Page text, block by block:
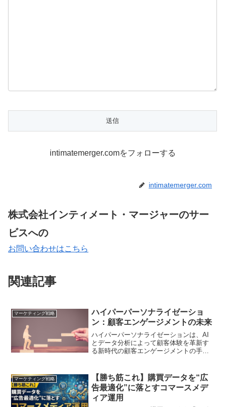
intimatemerger.comをフォローする
intimatemerger.com
株式会社インティメート・マージャーのサー
ビスへの
お問い合わせはこちら
関連記事
マーケティング戦略
ハイパーパーソナライゼーショ
ン：顧客エンゲージメントの未来
ハイパーパーソナライゼーションは、AI
とデータ分析によって顧客体験を革新す
る新時代の顧客エンゲージメントの手法
マーケティング戦略
【勝ち筋これ】購買データを“広
告最適化”に落とすコマースメデ
ィア運用